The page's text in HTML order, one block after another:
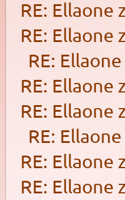
RE: Ellaone
RE: Ellaone
RE:
RE: Ellaone
RE: Ellaone
RE:
RE: Ellaone
RE: Ellaone